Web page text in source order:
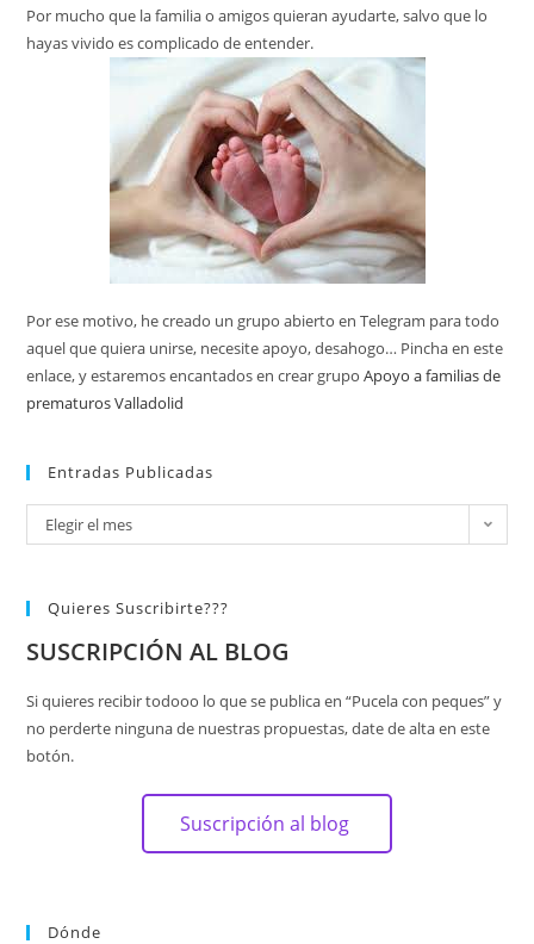
Por mucho que la familia o amigos quieran ayudarte, salvo que lo
hayas vivido es complicado de entender.
Por ese motivo, he creado un grupo abierto en Telegram para todo
aquel que quiera unirse, necesite apoyo, desahogo… Pincha en este
enlace, y estaremos encantados en crear grupoApoyo a familias de
prematuros Valladolid
Entradas Publicadas
Elegir el mes
Quieres Suscribirte???
SUSCRIPCIÓN AL BLOG
Si quieres recibir todooo lo que se publica en “Pucela con peques” y
no perderte ninguna de nuestras propuestas, date de alta en este
botón.
Suscripción al blog
Dónde